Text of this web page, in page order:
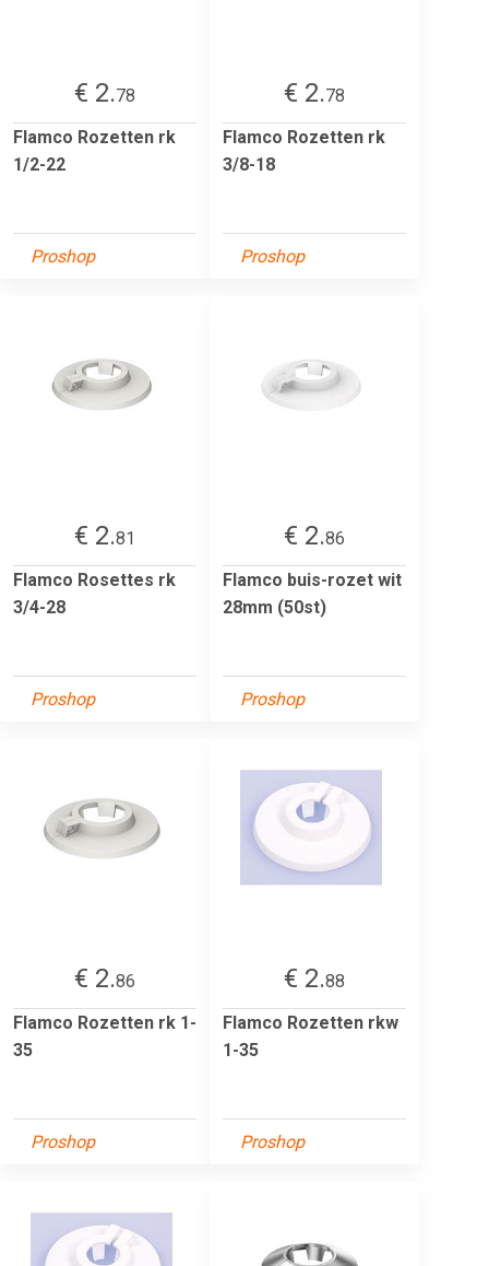
€ 2.78
Flamco Rozetten rk
1/2-22
Proshop
€ 2.78
Flamco Rozetten rk
3/8-18
Proshop
€ 2.81
Flamco Rosettes rk
3/4-28
Proshop
€ 2.86
Flamco buis-rozet wit
28mm (50st)
Proshop
€ 2.86
Flamco Rozetten rk 1-
35
Proshop
€ 2.88
Flamco Rozetten rkw
1-35
Proshop